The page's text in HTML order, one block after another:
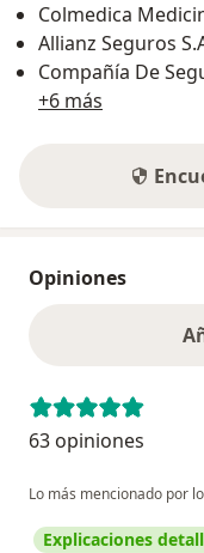
Colmedica
Allianz Seguros
Compañía De
+6 más
Opiniones
63 opiniones
Lo más mencionado por
Explicaciones